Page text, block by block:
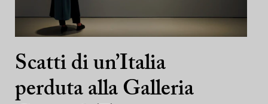
Scatti di un’Italia
perduta alla Galleria